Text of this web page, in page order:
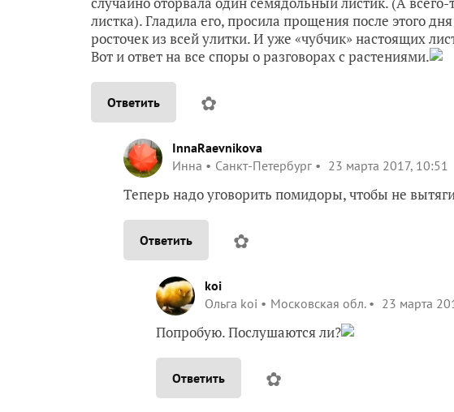
листка). Гладила его, просила прощения после этого
росточек из всей улитки. И уже «чубчик» настоящих
Вот и ответ на все споры о разговорах с растениями.
Ответить ✿
InnaRaevnikova
Инна
Санкт-Петербург 23 марта 2017, 10:51
Теперь надо уговорить помидоры, чтобы не
Ответить ✿
koi
Ольга koi
Московская обл. 23 марта
Попробую. Послушаются ли?
Ответить ✿